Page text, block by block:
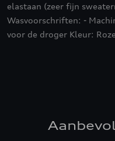
elastaan (zeer fijn
Wasvoorschriften: -
voor de droger Kleur: